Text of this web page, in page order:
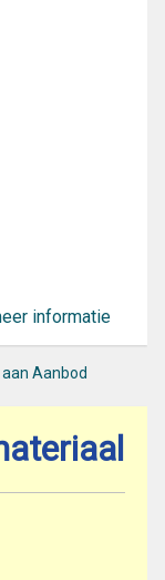
informatie
aan Aanbod